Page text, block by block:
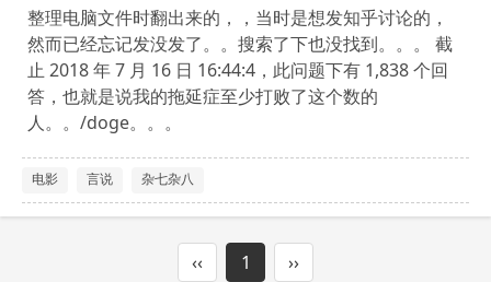
整理电脑文件时翻出来的，，当时是想发知乎讨论的，
然而已经忘记发没发了。。搜索了下也没找到。。。 截
止 2018 年 7 月 16 日 16:44:4，此问题下有 1,838 个回
答，也就是说我的拖延症至少打败了这个数的
人。。/doge。。。
电影 言说 杂七杂八
‹‹ 1 ››